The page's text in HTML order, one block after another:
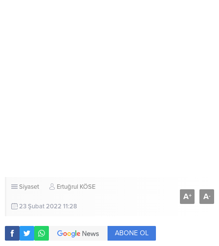
Siyaset Ertuğrul KÖSE
23 Şubat 2022 11:28
A+ A-
ABONE OL